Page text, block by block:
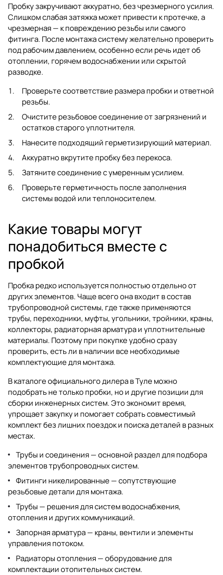
Пробку закручивают аккуратно, без чрезмерного усилия.
Слишком слабая затяжка может привести к протечке, а
чрезмерная — к повреждению резьбы или самого
фитинга. После монтажа систему желательно проверить
под рабочим давлением, особенно если речь идет об
отоплении, горячем водоснабжении или скрытой
разводке.
Проверьте соответствие размера пробки и ответной
резьбы.
Очистите резьбовое соединение от загрязнений и
остатков старого уплотнителя.
Нанесите подходящий герметизирующий материал.
Аккуратно вкрутите пробку без перекоса.
Затяните соединение с умеренным усилием.
Проверьте герметичность после заполнения
системы водой или теплоносителем.
Какие товары могут
понадобиться вместе с
пробкой
Пробка редко используется полностью отдельно от
других элементов. Чаще всего она входит в состав
трубопроводной системы, где также применяются
трубы, переходники, муфты, угольники, тройники, краны,
коллекторы, радиаторная арматура и уплотнительные
материалы. Поэтому при покупке удобно сразу
проверить, есть ли в наличии все необходимые
комплектующие для монтажа.
В каталоге официального дилера в Туле можно
подобрать не только пробки, но и другие позиции для
сборки инженерных систем. Это экономит время,
упрощает закупку и помогает собрать совместимый
комплект без лишних поездок и поиска деталей в разных
местах.
Трубы и соединения— основной раздел для подбора
элементов трубопроводных систем.
Фитинги никелированные— сопутствующие
резьбовые детали для монтажа.
Трубы — решения для систем водоснабжения,
отопления и других коммуникаций.
Запорная арматура— краны, вентили и элементы
управления потоком.
Радиаторы отопления— оборудование для
комплектации отопительных систем.